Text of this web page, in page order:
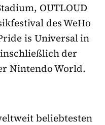
OUTLOUD
des WeHo
is Universal in
der
Nintendo World.
beliebtesten